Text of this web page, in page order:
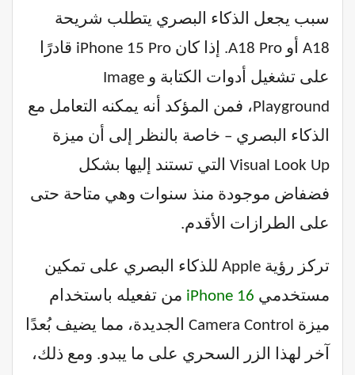
سبب يجعل الذكاء البصري يتطلب شريحة
A18 أو A18 Pro. إذا كان iPhone 15 Pro قادرًا
على تشغيل أدوات الكتابة و Image
Playground، فمن المؤكد أنه يمكنه التعامل مع
الذكاء البصري – خاصة بالنظر إلى أن ميزة
Visual Look Up التي تستند إليها بشكل
فضفاض موجودة منذ سنوات وهي متاحة حتى
على الطرازات الأقدم.
تركز رؤية Apple للذكاء البصري على تمكين
مستخدمي iPhone 16 من تفعيله باستخدام
ميزة Camera Control الجديدة، مما يضيف بُعدًا
آخر لهذا الزر السحري على ما يبدو. ومع ذلك،